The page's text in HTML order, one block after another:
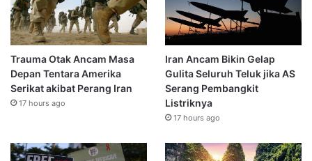
Trauma Otak Ancam Masa
Depan Tentara Amerika
Serikat akibat Perang Iran
17 hours ago
Iran Ancam Bikin Gelap
Gulita Seluruh Teluk jika AS
Serang Pembangkit
Listriknya
17 hours ago